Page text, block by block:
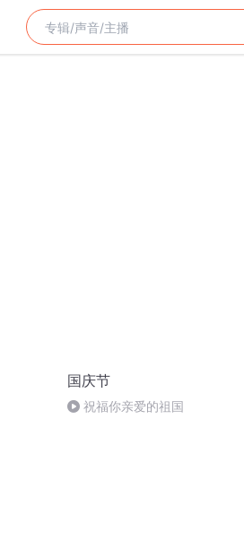
国庆节
祝福你亲爱的祖国